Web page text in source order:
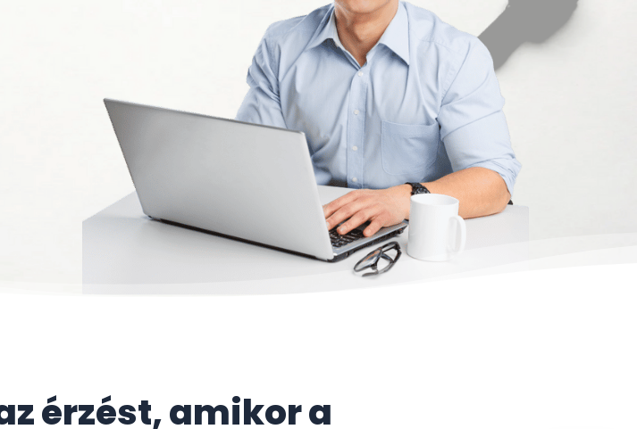
érzést, amikor a